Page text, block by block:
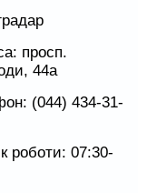
просп.
44а
(044) 434-31-
роботи: 07:30-